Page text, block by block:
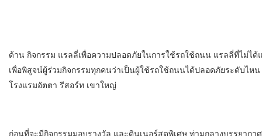
ด้าน กิจกรรม แรลลี่เพื่อความปลอดภัยในการใช้รถใช้ถนน แรลลี่ที่ไม่ไ
เพื่อพิสูจน์ผู้ร่วมกิจกรรมทุกคนว่าเป็นผู้ใช้รถใช้ถนนได้ปลอดภัยระดับไ
โรงแรมอัตตา รีสอร์ท เขาใหญ่
ก่อนที่จะมีกิจกรรมมอบรางวัล และดินเนอร์สุดพิเศษ ท่ามกลางบรรยาก